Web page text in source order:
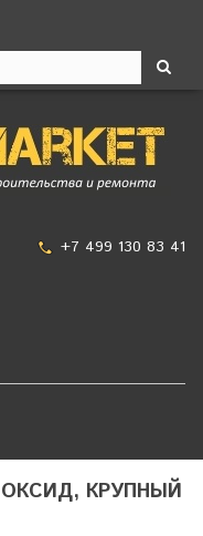
+7 499 130 83 41
КРУПНЫЙ